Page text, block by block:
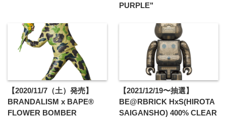
PURPLE"
【2020/11/7（土）発売】
BRANDALISM x BAPE®
FLOWER BOMBER
【2021/12/19〜抽選】
BE@RBRICK HxS(HIROTA
SAIGANSHO) 400% CLEAR